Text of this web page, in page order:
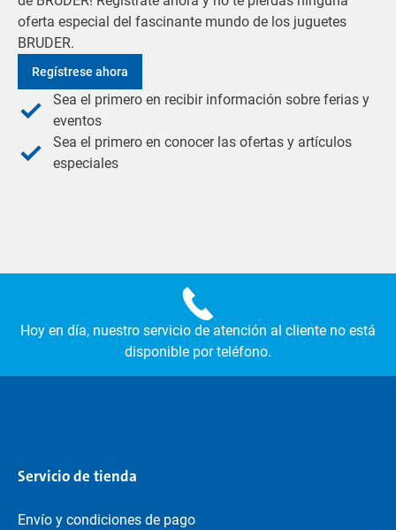
oferta especial del fascinante mundo de los juguetes
BRUDER.
Regístrese ahora
Sea el primero en recibir información sobre ferias y
eventos
Sea el primero en conocer las ofertas y artículos
especiales
Hoy en día, nuestro servicio de atención al cliente no está
disponible por teléfono.
Servicio de tienda
Envío y condiciones de pago